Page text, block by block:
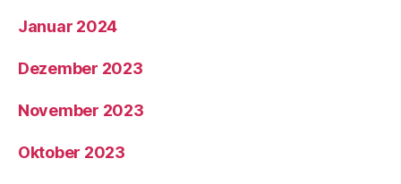
Januar 2024
Dezember 2023
November 2023
Oktober 2023